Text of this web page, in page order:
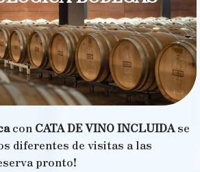
con CATA DE VINO INCLUIDAse
diferentes de visitas a las
pronto!